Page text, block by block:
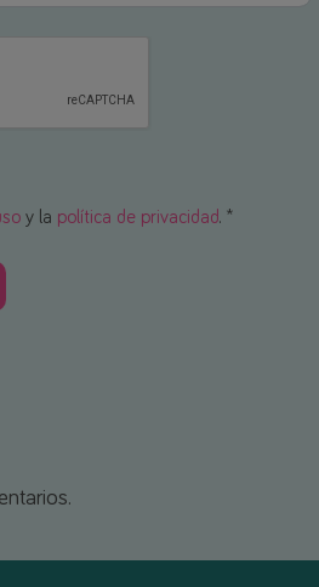
y la política de privacidad. *